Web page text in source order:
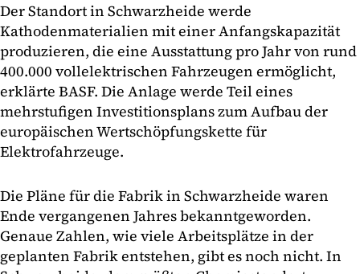
Der Standort in Schwarzheide werde
Kathodenmaterialien mit einer Anfangskapazität
produzieren, die eine Ausstattung pro Jahr von rund
400.000 vollelektrischen Fahrzeugen ermöglicht,
erklärte BASF. Die Anlage werde Teil eines
mehrstufigen Investitionsplans zum Aufbau der
europäischen Wertschöpfungskette für
Elektrofahrzeuge.
Die Pläne für die Fabrik in Schwarzheide waren
Ende vergangenen Jahres bekanntgeworden.
Genaue Zahlen, wie viele Arbeitsplätze in der
geplanten Fabrik entstehen, gibt es noch nicht. In